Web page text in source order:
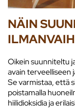
NÄIN
Oikein suunniteltu
avain terveelliseen
Se varmistaa, että
poistamalla
hiilidioksidia ja